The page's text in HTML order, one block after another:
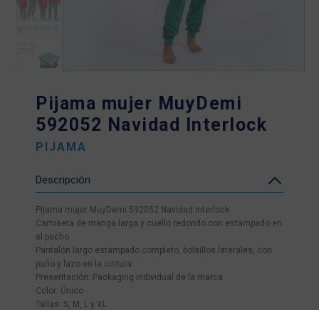
Pijama mujer MuyDemi
592052 Navidad Interlock
PIJAMA
Descripción
Pijama mujer MuyDemi 592052 Navidad Interlock
Camiseta de manga larga y cuello redondo con estampado en
el pecho.
Pantalón largo estampado completo, bolsillos laterales, con
puño y lazo en la cintura.
Presentación: Packaging individual de la marca
Color: Único
Tallas: S, M, L y XL